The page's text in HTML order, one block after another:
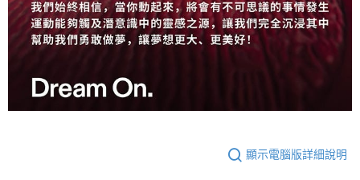
顯示電腦版詳細說明